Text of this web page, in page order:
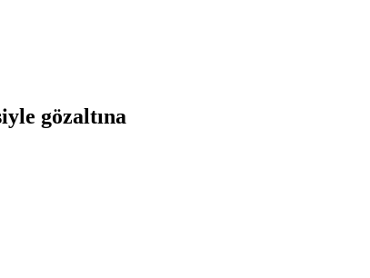
gözaltına